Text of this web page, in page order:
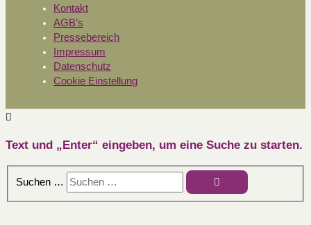
Kontakt
AGB’s
Pressebereich
Impressum
Datenschutz
Cookie Einstellung
Text und „Enter“ eingeben, um eine Suche zu starten.
Suchen …